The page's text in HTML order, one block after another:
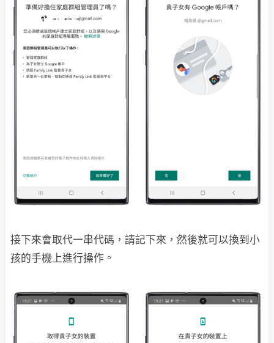
接下來會取代一串代碼，請記下來，然後就可以換到小
孩的手機上進行操作。